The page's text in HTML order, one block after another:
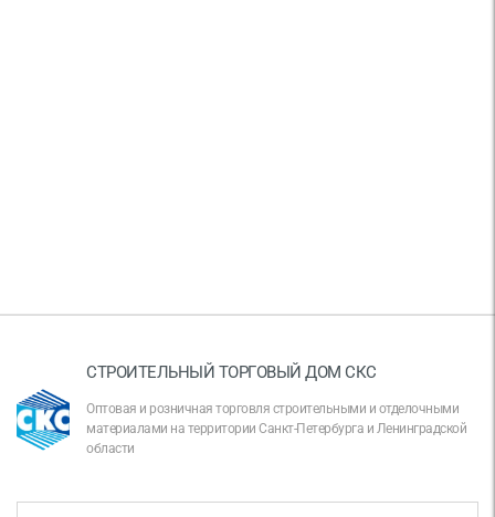
СТРОИТЕЛЬНЫЙ ТОРГОВЫЙ ДОМ СКС
Оптовая и розничная торговля строительными и отделочными
материалами на территории Санкт-Петербурга и Ленинградской
области